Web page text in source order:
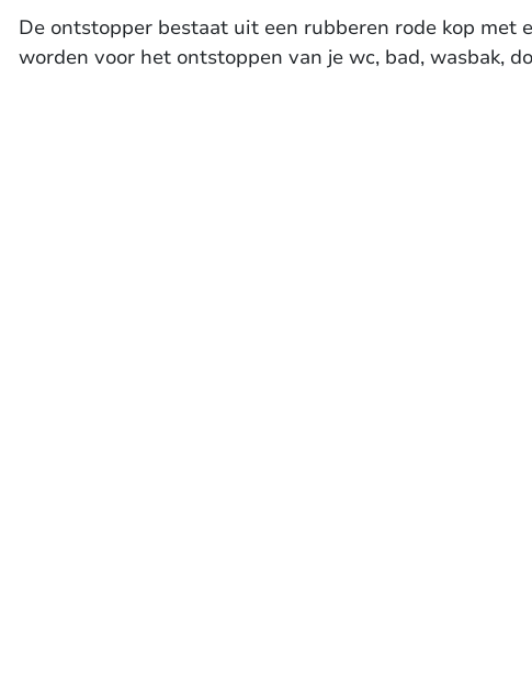
De ontstopper bestaat uit een rubberen rode kop met
worden voor het ontstoppen van je wc, bad, wasbak,